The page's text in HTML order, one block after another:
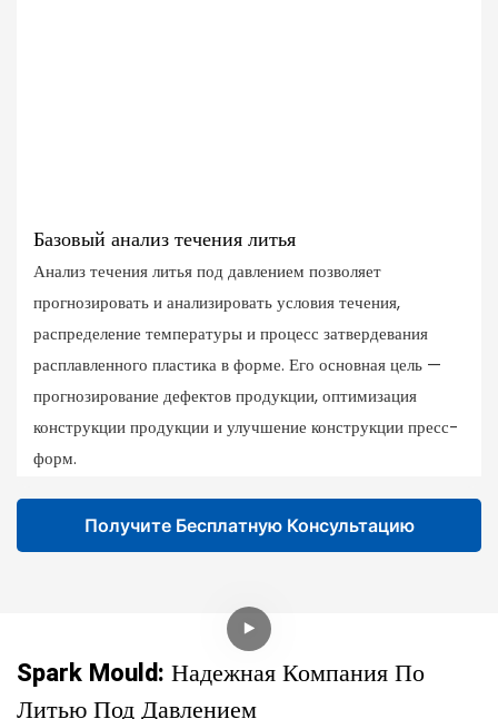
Базовый анализ течения литья
Анализ течения литья под давлением позволяет
прогнозировать и анализировать условия течения,
распределение температуры и процесс затвердевания
расплавленного пластика в форме. Его основная цель —
прогнозирование дефектов продукции, оптимизация
конструкции продукции и улучшение конструкции пресс-
форм.
Получите Бесплатную Консультацию
Spark Mould: Надежная Компания По
Литью Под Давлением